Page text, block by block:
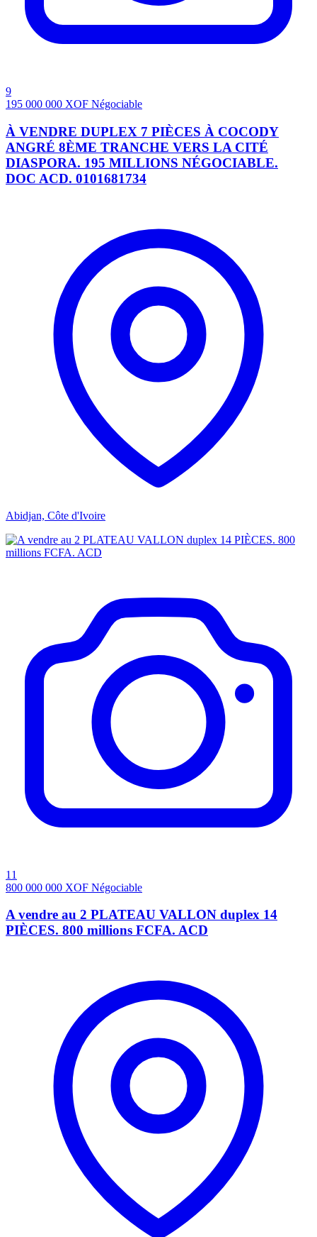
9
195 000 000 XOF Négociable
À VENDRE DUPLEX 7 PIÈCES À COCODY
ANGRÉ 8ÈME TRANCHE VERS LA CITÉ
DIASPORA. 195 MILLIONS NÉGOCIABLE.
DOC ACD. 0101681734
Abidjan, Côte d'Ivoire
11
800 000 000 XOF Négociable
A vendre au 2 PLATEAU VALLON duplex 14
PIÈCES. 800 millions FCFA. ACD